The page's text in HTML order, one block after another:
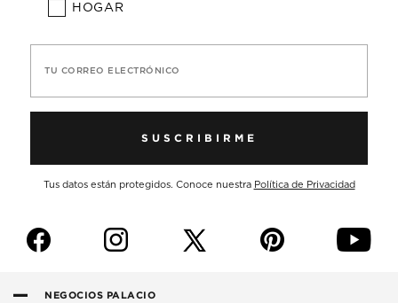
HOGAR
TU CORREO ELECTRÓNICO
SUSCRIBIRME
Tus datos están protegidos. Conoce nuestra Política de Privacidad
f i p y
NEGOCIOS PALACIO